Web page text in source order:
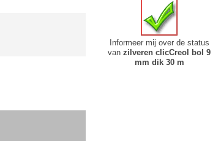
Informeer mij over de status
vanzilveren clicCreol bol 9
mm dik 30 m